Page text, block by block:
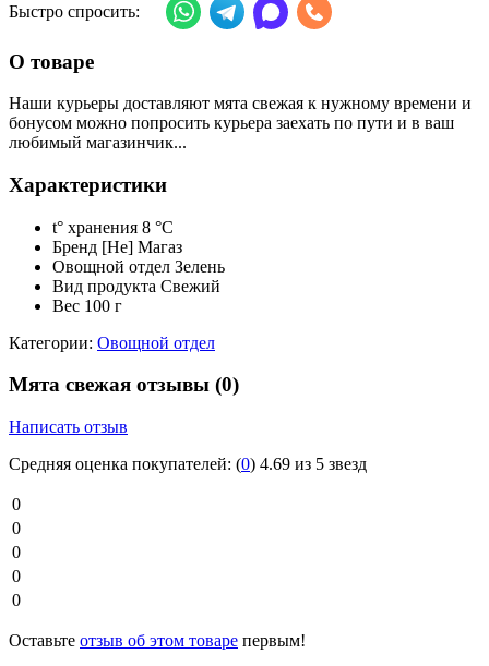
Быстро спросить:
О товаре
Наши курьеры доставляют мята свежая к нужному времени и
бонусом можно попросить курьера заехать по пути и в ваш
любимый магазинчик...
Характеристики
t° хранения 8 °C
Бренд [Не] Магаз
Овощной отдел Зелень
Вид продукта Свежий
Вес 100 г
Категории: Овощной отдел
Мята свежая отзывы (0)
Написать отзыв
Средняя оценка покупателей: (0) 4.69 из 5 звезд
0
0
0
0
0
Оставьте отзыв об этом товаре первым!